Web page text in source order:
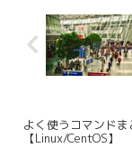
よく使うコマンド
【Linux/CentOS】